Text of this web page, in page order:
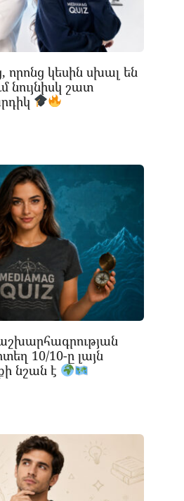
որոնց կեսին սխալ են
շատ
10/10-ը լայն
նշան է